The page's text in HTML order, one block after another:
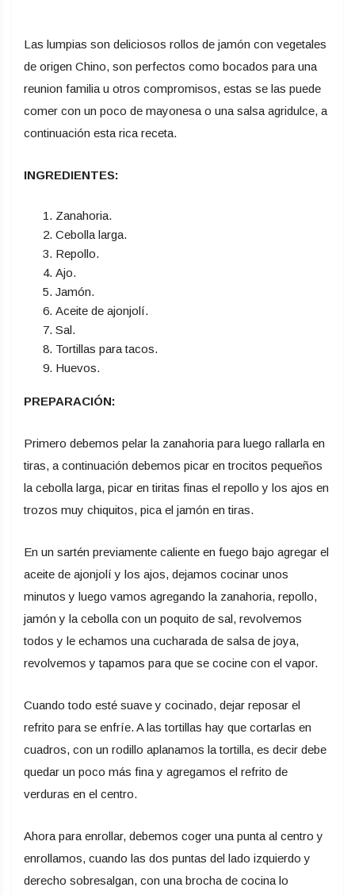
Las lumpias son deliciosos rollos de jamón con vegetales
de origen Chino, son perfectos como bocados para una
reunion familia u otros compromisos, estas se las puede
comer con un poco de mayonesa o una salsa agridulce, a
continuación esta rica receta.
INGREDIENTES:
Zanahoria.
Cebolla larga.
Repollo.
Ajo.
Jamón.
Aceite de ajonjolí.
Sal.
Tortillas para tacos.
Huevos.
PREPARACIÓN:
Primero debemos pelar la zanahoria para luego rallarla en
tiras, a continuación debemos picar en trocitos pequeños
la cebolla larga, picar en tiritas finas el repollo y los ajos en
trozos muy chiquitos, pica el jamón en tiras.
En un sartén previamente caliente en fuego bajo agregar el
aceite de ajonjolí y los ajos, dejamos cocinar unos
minutos y luego vamos agregando la zanahoria, repollo,
jamón y la cebolla con un poquito de sal, revolvemos
todos y le echamos una cucharada de salsa de joya,
revolvemos y tapamos para que se cocine con el vapor.
Cuando todo esté suave y cocinado, dejar reposar el
refrito para se enfríe. A las tortillas hay que cortarlas en
cuadros, con un rodillo aplanamos la tortilla, es decir debe
quedar un poco más fina y agregamos el refrito de
verduras en el centro.
Ahora para enrollar, debemos coger una punta al centro y
enrollamos, cuando las dos puntas del lado izquierdo y
derecho sobresalgan, con una brocha de cocina lo